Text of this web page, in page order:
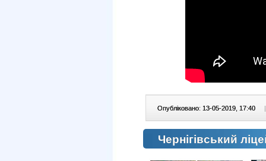
Опубліковано: 13-05-2019, 17:40 |
Чернігівський